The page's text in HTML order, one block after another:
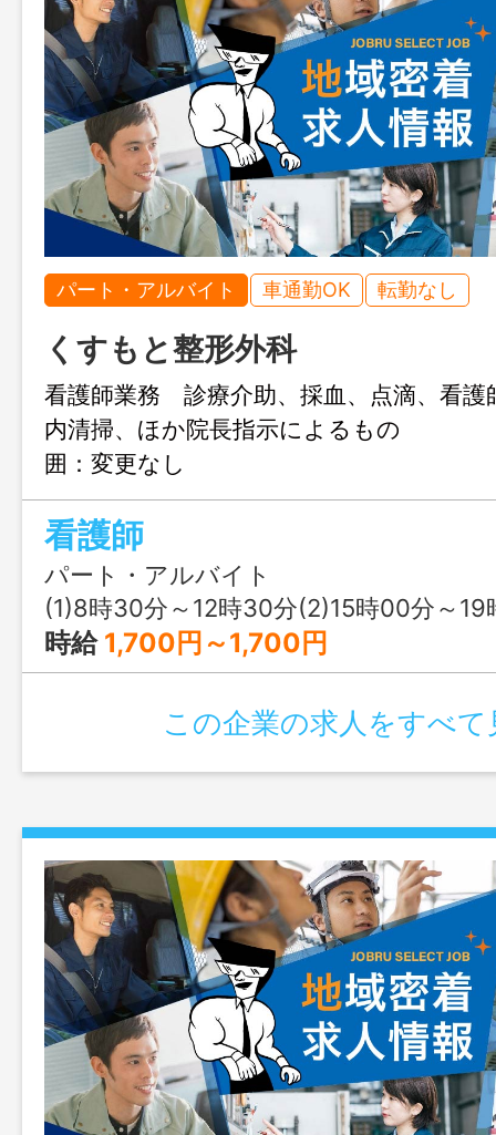
パート・アルバイト 車通勤OK 転勤なし
くすもと整形外科
看護師業務 診療介助、採血、点滴、看護
内清掃、ほか院長指示による
囲：変更なし
看護師
パート・アルバイト
(1)8時30分～12時30分(2)15時00分～19
時給 1,700円～1,700円
この企業の求人をすべて